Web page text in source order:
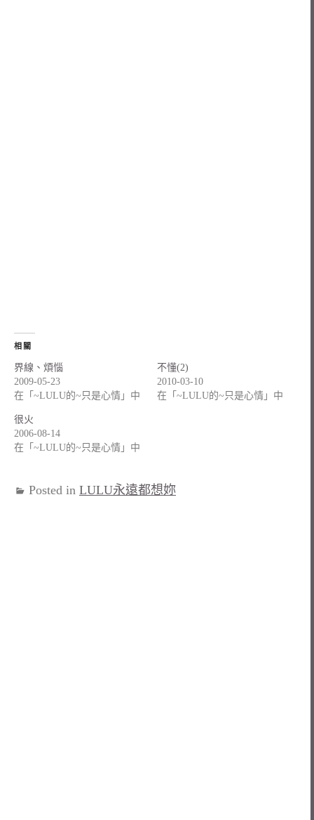
相關
界線、煩惱
2009-05-23
在「~LULU的~只是心情」中
不懂(2)
2010-03-10
在「~LULU的~只是心情」中
很火
2006-08-14
在「~LULU的~只是心情」中
Posted in LULU永遠都想妳